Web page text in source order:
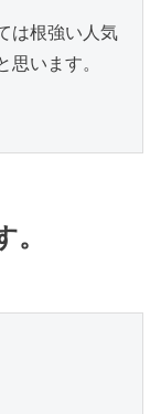
は根強い人気
います。